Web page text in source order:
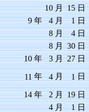
10 月 15 日
9 年 4 月 1 日
8 月 4 日
8 月 30 日
10 年 3 月 27 日
11 年 4 月 1 日
14 年 2 月 19 日
4 月 1 日